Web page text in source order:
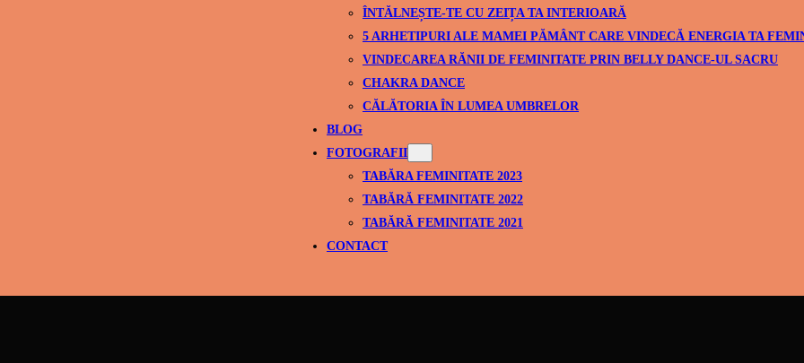
ÎNTĂLNEȘTE-TE CU ZEIȚA TA INTERIOARĂ
5 ARHETIPURI ALE MAMEI PĂMÂNT CARE VINDECĂ ENERGIA TA
VINDECAREA RĂNII DE FEMINITATE PRIN BELLY DANCE-UL SACRU
CHAKRA DANCE
CĂLĂTORIA ÎN LUMEA UMBRELOR
BLOG
FOTOGRAFII
TABĂRA FEMINITATE 2023
TABĂRĂ FEMINITATE 2022
TABĂRĂ FEMINITATE 2021
CONTACT